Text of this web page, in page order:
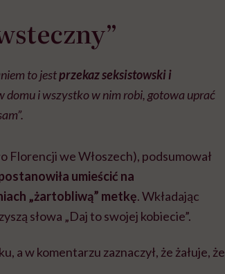
to jestprzekaz seksistowski i
domu i wszystko w nim robi, gotowa uprać
Florencji we Włoszech), podsumował
umieścić na
„żartobliwą” metkę. Wkładając
słowa „Daj to swojej kobiecie”.
a w komentarzu zaznaczył, że żałuje, że